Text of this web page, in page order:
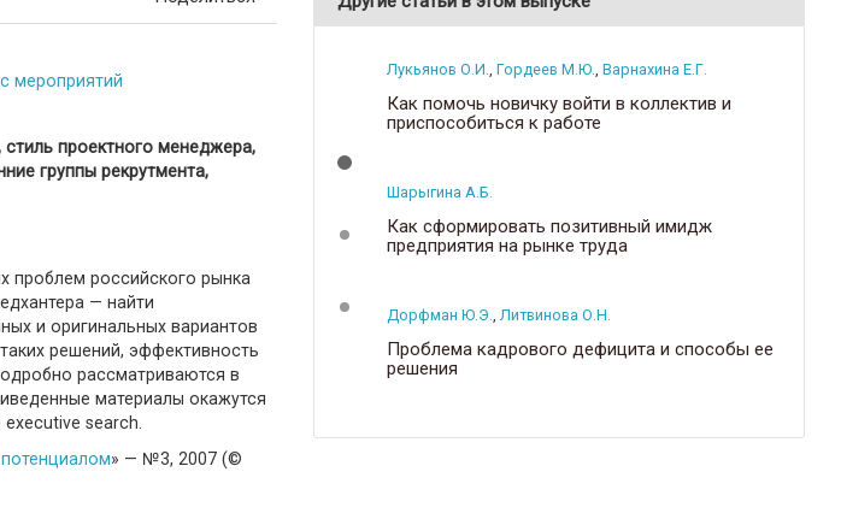
мероприятий
стиль проектного менеджера,
группы рекрутмента,
проблем российского рынка
— найти
и оригинальных вариантов
решений, эффективность
рассматриваются в
материалы окажутся
search.
» — №3, 2007 (©
Лукьянов О.И., Гордеев М.Ю., Варнахина Е.Г.
Как помочь новичку войти в коллектив и
приспособиться к работе
Шарыгина А.Б.
Как сформировать позитивный имидж
предприятия на рынке труда
Дорфман Ю.Э., Литвинова О.Н.
Проблема кадрового дефицита и способы ее
решения